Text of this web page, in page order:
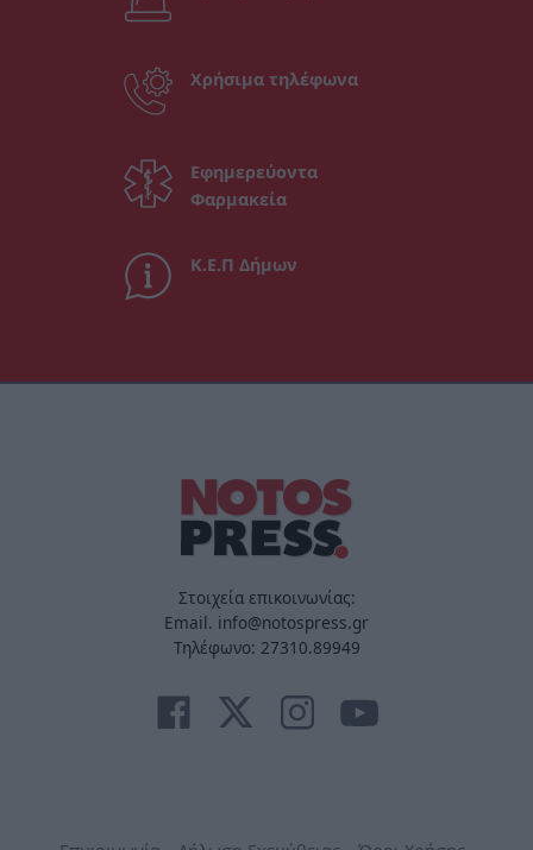
Χρήσιμα τηλέφωνα
Εφημερεύοντα
Φαρμακεία
Κ.Ε.Π Δήμων
Στοιχεία επικοινωνίας:
Email. info@notospress.gr
Τηλέφωνο: 27310.89949